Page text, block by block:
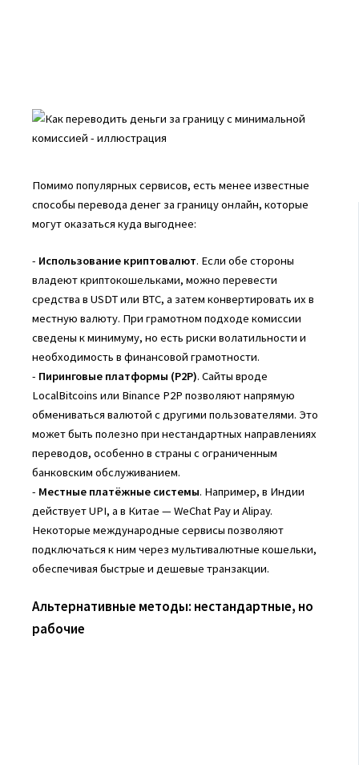
Помимо популярных сервисов, есть менее известные
способы перевода денег за границу онлайн, которые
могут оказаться куда выгоднее:
- Использование криптовалют. Если обе стороны
владеют криптокошельками, можно перевести
средства в USDT или BTC, а затем конвертировать их в
местную валюту. При грамотном подходе комиссии
сведены к минимуму, но есть риски волатильности и
необходимость в финансовой грамотности.
- Пиринговые платформы (P2P). Сайты вроде
LocalBitcoins или Binance P2P позволяют напрямую
обмениваться валютой с другими пользователями. Это
может быть полезно при нестандартных направлениях
переводов, особенно в страны с ограниченным
банковским обслуживанием.
- Местные платёжные системы. Например, в Индии
действует UPI, а в Китае — WeChat Pay и Alipay.
Некоторые международные сервисы позволяют
подключаться к ним через мультивалютные кошельки,
обеспечивая быстрые и дешевые транзакции.
Альтернативные методы: нестандартные, но
рабочие